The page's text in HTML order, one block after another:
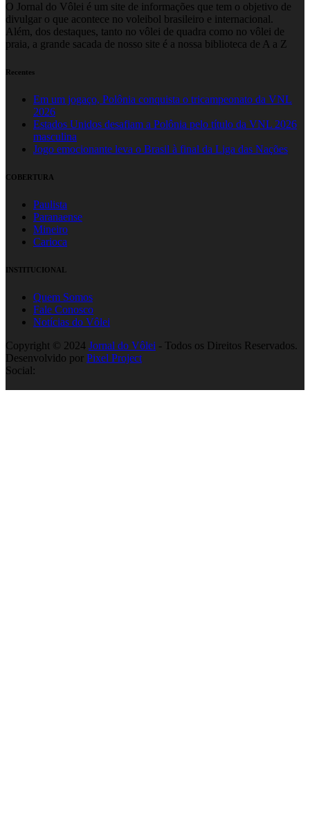
O Jornal do Vôlei é um site de informações que tem o objetivo de
divulgar o que acontece no voleibol brasileiro e internacional.
Além, dos destaques, tanto no vôlei de quadra como no vôlei de
praia, a grande sacada de nosso site é a nossa biblioteca de A a Z
Recentes
Em um jogaço, Polônia conquista o tricampeonato da VNL
2026
Estados Unidos desafiam a Polônia pelo título da VNL 2026
masculina
Jogo emocionante leva o Brasil à final da Liga das Nações
COBERTURA
Paulista
Paranaense
Mineiro
Carioca
INSTITUCIONAL
Quem Somos
Fale Conosco
Notícias do Vôlei
Copyright © 2024 Jornal do Vôlei - Todos os Direitos Reservados.
Desenvolvido por Pixel Project
Social: